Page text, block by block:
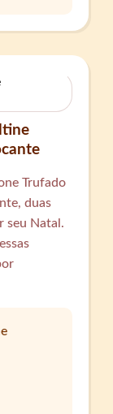
Trufado
duas
seu Natal.